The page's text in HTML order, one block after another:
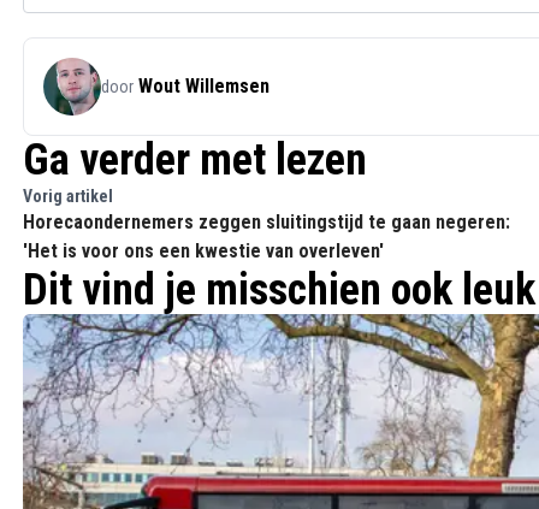
door Wout Willemsen
Ga verder met lezen
Vorig artikel
Horecaondernemers zeggen sluitingstijd te gaan negeren:
'Het is voor ons een kwestie van overleven'
Dit vind je misschien ook leuk